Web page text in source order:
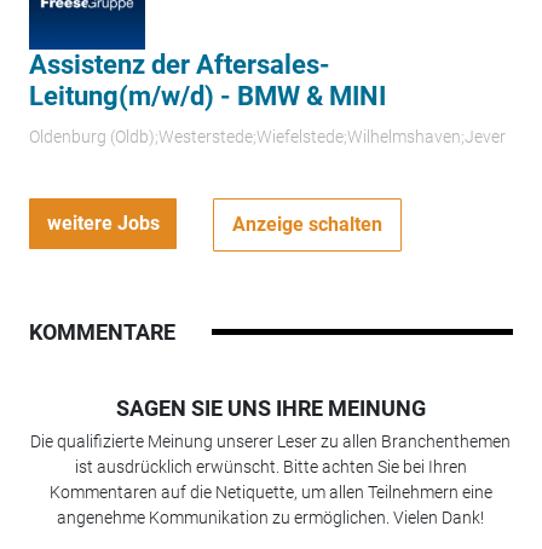
Assistenz der Aftersales-
Leitung(m/w/d) - BMW & MINI
Oldenburg (Oldb);Westerstede;Wiefelstede;Wilhelmshaven;Jever
weitere Jobs Anzeige schalten
KOMMENTARE
SAGEN SIE UNS IHRE MEINUNG
Die qualifizierte Meinung unserer Leser zu allen Branchenthemen
ist ausdrücklich erwünscht. Bitte achten Sie bei Ihren
Kommentaren auf die Netiquette, um allen Teilnehmern eine
angenehme Kommunikation zu ermöglichen. Vielen Dank!